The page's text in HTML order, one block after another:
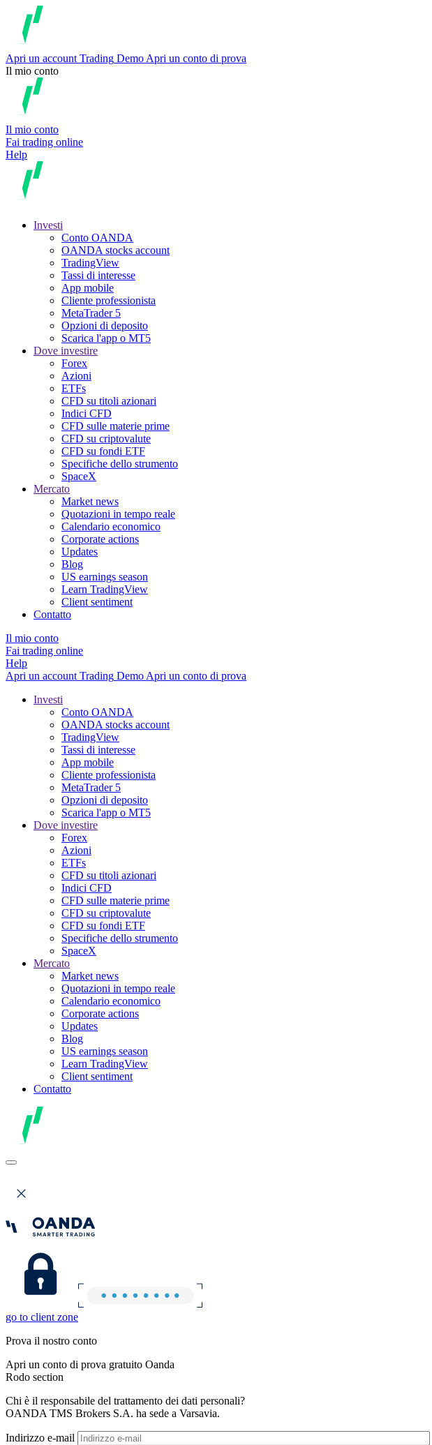
Apri un account Trading Demo Apri un conto di prova
Il mio conto
Il mio conto
Fai trading online
Help
Investi
Conto OANDA
OANDA stocks account
TradingView
Tassi di interesse
App mobile
Cliente professionista
MetaTrader 5
Opzioni di deposito
Scarica l'app o MT5
Dove investire
Forex
Azioni
ETFs
CFD su titoli azionari
Indici CFD
CFD sulle materie prime
CFD su criptovalute
CFD su fondi ETF
Specifiche dello strumento
SpaceX
Mercato
Market news
Quotazioni in tempo reale
Calendario economico
Corporate actions
Updates
Blog
US earnings season
Learn TradingView
Client sentiment
Contatto
Il mio conto
Fai trading online
Help
Apri un account Trading Demo Apri un conto di prova
Investi
Conto OANDA
OANDA stocks account
TradingView
Tassi di interesse
App mobile
Cliente professionista
MetaTrader 5
Opzioni di deposito
Scarica l'app o MT5
Dove investire
Forex
Azioni
ETFs
CFD su titoli azionari
Indici CFD
CFD sulle materie prime
CFD su criptovalute
CFD su fondi ETF
Specifiche dello strumento
SpaceX
Mercato
Market news
Quotazioni in tempo reale
Calendario economico
Corporate actions
Updates
Blog
US earnings season
Learn TradingView
Client sentiment
Contatto
go to client zone
Prova il nostro conto
Apri un conto di prova gratuito Oanda
Rodo section
Chi è il responsabile del trattamento dei dati personali?
OANDA TMS Brokers S.A. ha sede a Varsavia.
Indirizzo e-mail